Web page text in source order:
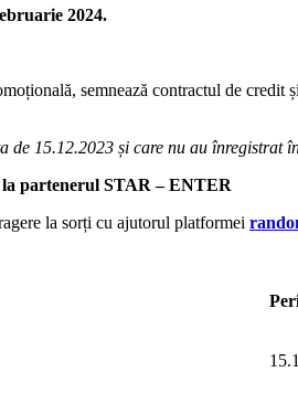
2024.
semnează contractul de credit
15.12.2023 și care nu au înregistrat
la partenerul STAR – ENTER
la sorți cu ajutorul platformei